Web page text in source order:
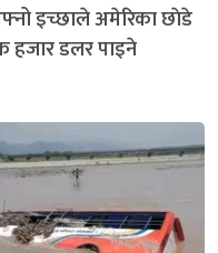
इच्छाले अमेरिका छाेडे
हजार डलर पाइने